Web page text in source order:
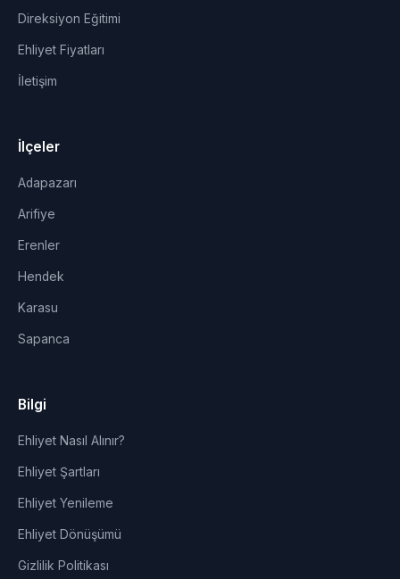
Direksiyon Eğitimi
Ehliyet Fiyatları
İletişim
İlçeler
Adapazarı
Arifiye
Erenler
Hendek
Karasu
Sapanca
Bilgi
Ehliyet Nasıl Alınır?
Ehliyet Şartları
Ehliyet Yenileme
Ehliyet Dönüşümü
Gizlilik Politikası